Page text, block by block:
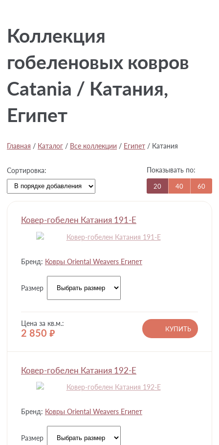
Коллекция
гобеленовых ковров
Catania / Катания,
Египет
Главная / Каталог / Все коллекции / Египет / Катания
Сортировка: Показывать по:
20 40 60
Ковер-гобелен Катания 191-E
Бренд: Ковры Oriental Weavers Египет
Размер
Цена за кв.м.:
2 850 руб.
КУПИТЬ
Ковер-гобелен Катания 192-E
Бренд: Ковры Oriental Weavers Египет
Размер